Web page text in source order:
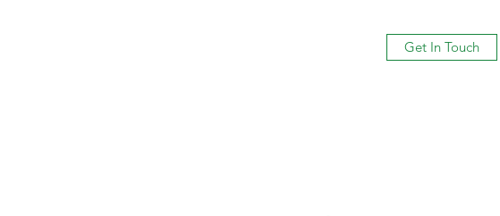
Get In Touch